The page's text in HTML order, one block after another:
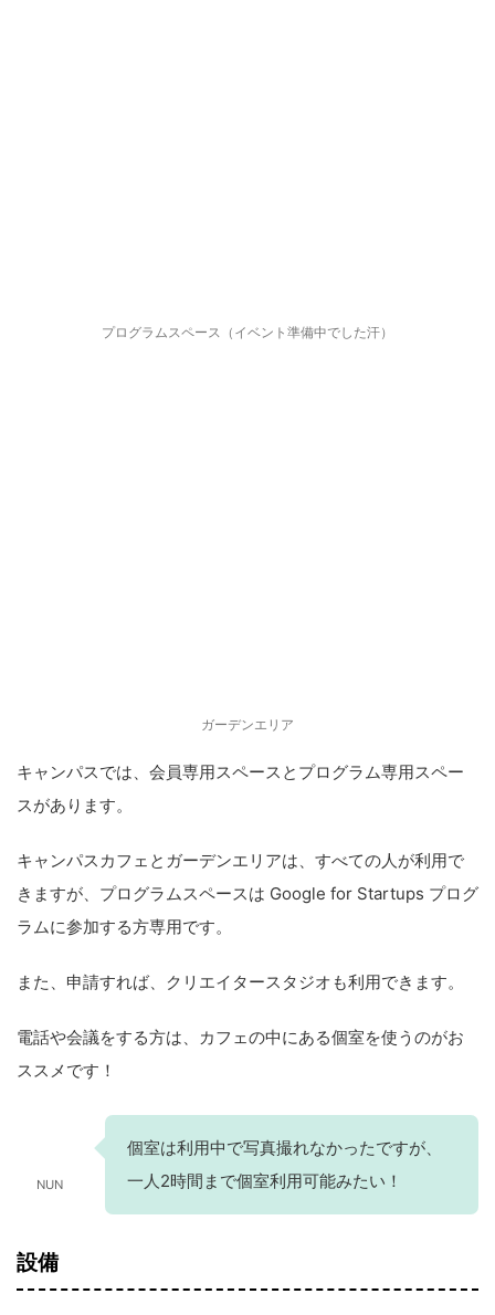
プログラムスペース（イベント準備中でした汗）
ガーデンエリア
キャンパスでは、会員専用スペースとプログラム専用スペー
スがあります。
キャンパスカフェとガーデンエリアは、すべての人が利用で
きますが、プログラムスペースは Google for Startups プログ
ラムに参加する方専用です。
また、申請すれば、クリエイタースタジオも利用できます。
電話や会議をする方は、カフェの中にある個室を使うのがお
ススメです！
NUN
個室は利用中で写真撮れなかったですが、
一人2時間まで個室利用可能みたい！
設備